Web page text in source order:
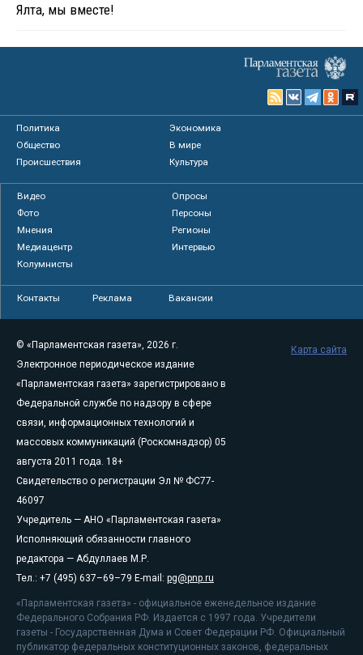
Ялта, мы вместе!
Политика
Экономика
Общество
В мире
Происшествия
Культура
Видео
Опросы
Фото
Персоны
Мнения
Регионы
Медиацентр
Интервью
Колумнисты
Контакты Реклама Вакансии
© «Парламентская газета», 2026 г.
Электронное периодическое издание
«Парламентская газета» зарегистрировано в
Федеральной службе по надзору в сфере
связи, информационных технологий и
массовых коммуникаций (Роскомнадзор) 05
августа 2011 года. 18+
Свидетельство о регистрации Эл № ФС77-
46097
Учредитель — АНО «Парламентская газета»
Исполняющий обязанности главного
редактора — Абдуллаев М.Р.
Тел.: +7 (495) 637–69–79 E-mail: pg@pnp.ru
«Парламентская газета» - официальное еженедельное издание
Федерального Собрания РФ. Издается с 1997 года. Учредители
газеты - Государственная Дума и Совет Федерации РФ. Официальный
публикатор федеральных конституционных законов, федеральных
Карта сайта